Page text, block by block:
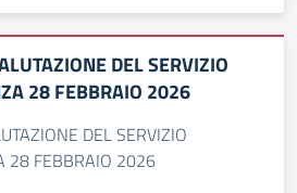
DEL SERVIZIO
28 FEBBRAIO 2026
DEL SERVIZIO
28 FEBBRAIO 2026